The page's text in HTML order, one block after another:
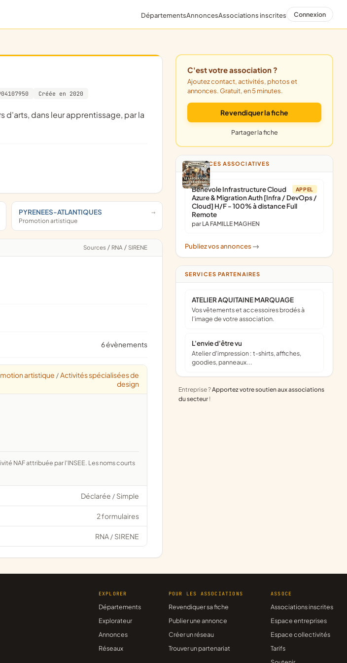
DépartementsAnnoncesAssociations inscrites Connexion
Créée en 2020
PYRENEES-ATLANTIQUES
Promotion artistique
Sources / RNA / SIRENE
6 évènements
artistique / Activités spécialisées de
design
Déclarée / Simple
2 formulaires
RNA / SIRENE
C'est votre association ?
Ajoutez contact, activités, photos et
annonces. Gratuit, en 5 minutes.
Revendiquer la fiche
Partager la fiche
ANNONCES ASSOCIATIVES
APPEL
Bénévole Infrastructure Cloud
Azure & Migration Auth [Infra / DevOps /
Cloud] H/F - 100% à distance Full
Remote
par LA FAMILLE MAGHEN
Publiez vos annonces ->
SERVICES PARTENAIRES
ATELIER AQUITAINE MARQUAGE
Vos vêtements et accessoires brodés à
l’image de votre association.
L'envie d'être vu
Atelier d'impression : t-shirts, affiches,
goodies, panneaux...
Entreprise ?Apportez votre soutien aux associations
du secteur !
EXPLORER
Départements
Explorateur
Annonces
Réseaux
POUR LES ASSOCIATIONS
Revendiquer sa fiche
Publier une annonce
Créer un réseau
Trouver un partenariat
ASSOCE
Associations inscrites
Espace entreprises
Espace collectivités
Tarifs